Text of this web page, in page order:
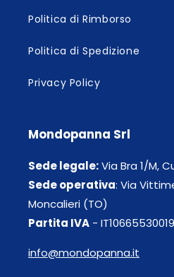
Politica di Rimborso
Politica di Spedizione
Privacy Policy
Mondopanna Srl
Sede legale:Via Bra 1/M,
Sede operativa: Via
Moncalieri (TO)
Partita IVA - IT10665530019
info@mondopanna.it